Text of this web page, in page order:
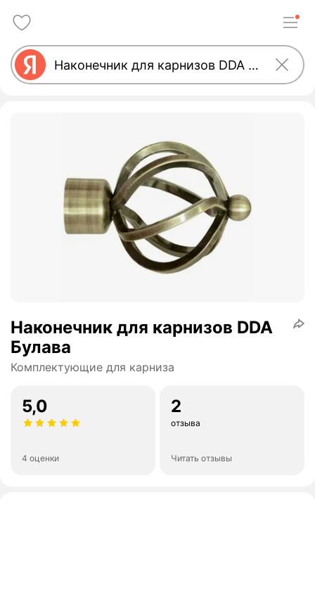
Наконечник для карнизов DDA
Булава
Комплектующие для карниза
5,0
4 оценки
2
отзыва
Читать отзывы